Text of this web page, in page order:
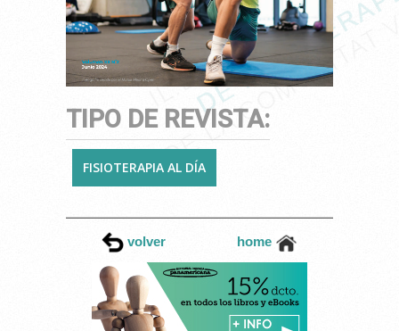
TIPO DE REVISTA:
FISIOTERAPIA AL DÍA
volver home